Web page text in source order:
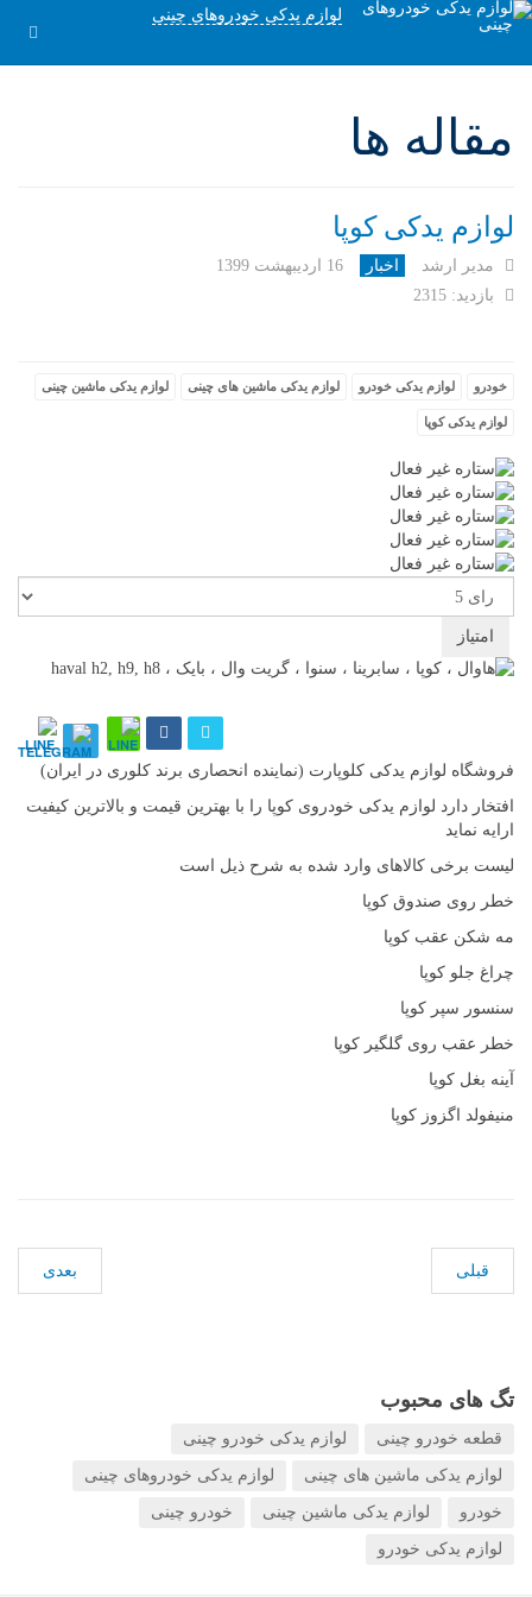
لوازم یدکی خودروهای چینی
مقاله ها
لوازم یدکی کوپا
مدیر ارشد اخبار
16 ارديبهشت 1399
بازدید: 2315
خودرو لوازم یدکی خودرو لوازم یدکی ماشین های چینی لوازم یدکی ماشین چینی
لوازم یدکی کوپا
لطفا
رای
دهید
فروشگاه لوازم یدکی کلوپارت (نماینده انحصاری برند کلوری در ایران)
افتخار دارد لوازم یدکی خودروی کوپا را با بهترین قیمت و بالاترین کیفیت
ارایه نماید
لیست برخی کالاهای وارد شده به شرح ذیل است
خطر روی صندوق کوپا
مه شکن عقب کوپا
چراغ جلو کوپا
سنسور سپر کوپا
خطر عقب روی گلگیر کوپا
آینه بغل کوپا
منیفولد اگزوز کوپا
قبلی بعدی
تگ های محبوب
قطعه خودرو چینی لوازم یدکی خودرو چینی
لوازم یدکی ماشین های چینی لوازم یدکی خودروهای چینی
خودرو لوازم یدکی ماشین چینی خودرو چینی
لوازم یدکی خودرو